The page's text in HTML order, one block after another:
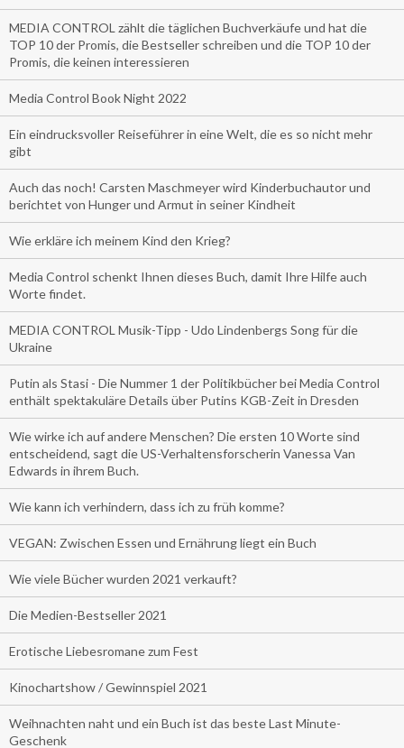
MEDIA CONTROL zählt die täglichen Buchverkäufe und hat die
TOP 10 der Promis, die Bestseller schreiben und die TOP 10 der
Promis, die keinen interessieren
Media Control Book Night 2022
Ein eindrucksvoller Reiseführer in eine Welt, die es so nicht mehr
gibt
Auch das noch! Carsten Maschmeyer wird Kinderbuchautor und
berichtet von Hunger und Armut in seiner Kindheit
Wie erkläre ich meinem Kind den Krieg?
Media Control schenkt Ihnen dieses Buch, damit Ihre Hilfe auch
Worte findet.
MEDIA CONTROL Musik-Tipp - Udo Lindenbergs Song für die
Ukraine
Putin als Stasi - Die Nummer 1 der Politikbücher bei Media Control
enthält spektakuläre Details über Putins KGB-Zeit in Dresden
Wie wirke ich auf andere Menschen? Die ersten 10 Worte sind
entscheidend, sagt die US-Verhaltensforscherin Vanessa Van
Edwards in ihrem Buch.
Wie kann ich verhindern, dass ich zu früh komme?
VEGAN: Zwischen Essen und Ernährung liegt ein Buch
Wie viele Bücher wurden 2021 verkauft?
Die Medien-Bestseller 2021
Erotische Liebesromane zum Fest
Kinochartshow / Gewinnspiel 2021
Weihnachten naht und ein Buch ist das beste Last Minute-
Geschenk